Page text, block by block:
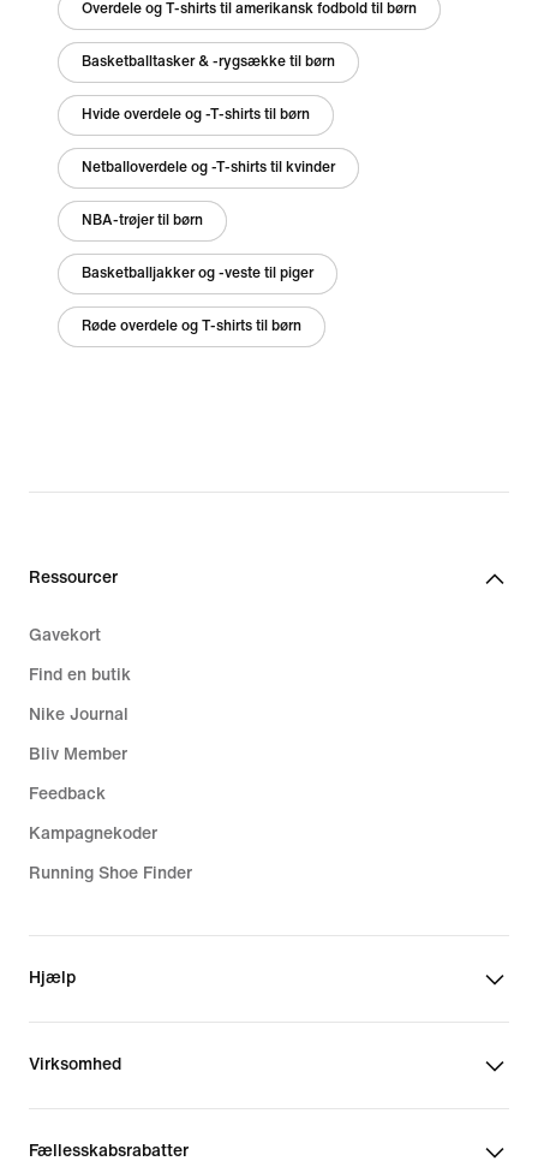
Overdele og T-shirts til amerikansk fodbold til børn
Basketballtasker & -rygsække til børn
Hvide overdele og -T-shirts til børn
Netballoverdele og -T-shirts til kvinder
NBA-trøjer til børn
Basketballjakker og -veste til piger
Røde overdele og T-shirts til børn
Ressourcer
Gavekort
Find en butik
Nike Journal
Bliv Member
Feedback
Kampagnekoder
Running Shoe Finder
Hjælp
Virksomhed
Fællesskabsrabatter